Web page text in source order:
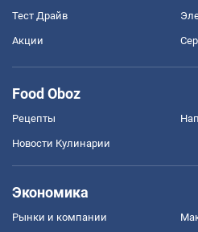
Тест Драйв
Акции
Food Oboz
Рецепты
Новости Кулинарии
Экономика
Рынки и компании